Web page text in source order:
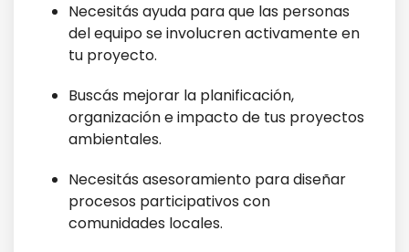
Necesitás ayuda para que las personas
del equipo se involucren activamente en
tu proyecto.
Buscás mejorar la planificación,
organización e impacto de tus proyectos
ambientales.
Necesitás asesoramiento para diseñar
procesos participativos con
comunidades locales.